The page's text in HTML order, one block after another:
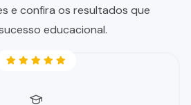
e confira os resultados que
educacional.